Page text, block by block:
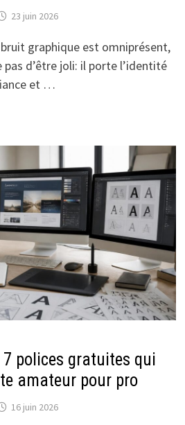
23 juin 2026
bruit graphique est omniprésent,
d’être joli: il porte l’identité
et …
polices gratuites qui
amateur pour pro
16 juin 2026